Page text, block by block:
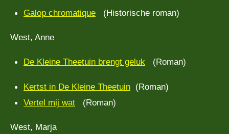
Galop chromatique (Historische roman)
West, Anne
De Kleine Theetuin brengt geluk (Roman)
Kertst in De Kleine Theetuin (Roman)
Vertel mij wat (Roman)
West, Marja